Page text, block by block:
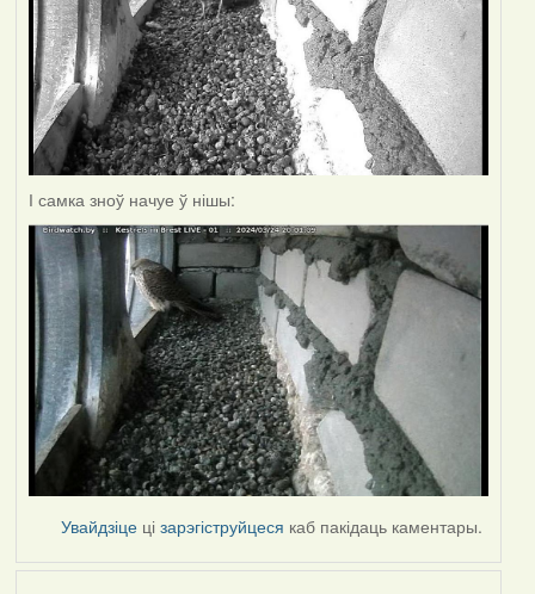
І самка зноў начуе ў нішы:
Увайдзіце цізарэгіструйцеся каб пакідаць каментары.